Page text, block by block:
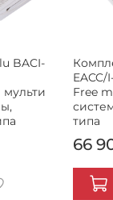
BACI-
EACC/
Free
типа
66